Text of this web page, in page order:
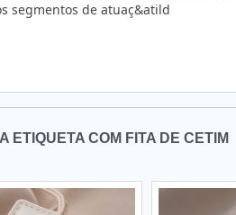
segmentos de atuaç&atild
ETIQUETA COM FITA DE CETIM